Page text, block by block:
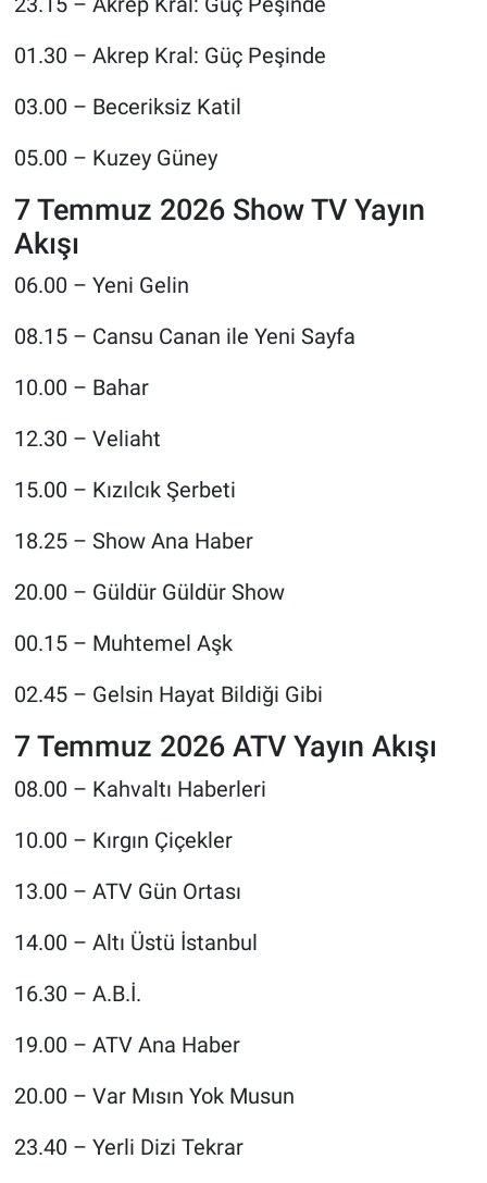
01.30 – Akrep Kral: Güç Peşinde
03.00 – Beceriksiz Katil
05.00 – Kuzey Güney
7 Temmuz 2026 Show TV Yayın
Akışı
06.00 – Yeni Gelin
08.15 – Cansu Canan ile Yeni Sayfa
10.00 – Bahar
12.30 – Veliaht
15.00 – Kızılcık Şerbeti
18.25 – Show Ana Haber
20.00 – Güldür Güldür Show
00.15 – Muhtemel Aşk
02.45 – Gelsin Hayat Bildiği Gibi
7 Temmuz 2026 ATV Yayın Akışı
08.00 – Kahvaltı Haberleri
10.00 – Kırgın Çiçekler
13.00 – ATV Gün Ortası
14.00 – Altı Üstü İstanbul
16.30 – A.B.İ.
19.00 – ATV Ana Haber
20.00 – Var Mısın Yok Musun
23.40 – Yerli Dizi Tekrar